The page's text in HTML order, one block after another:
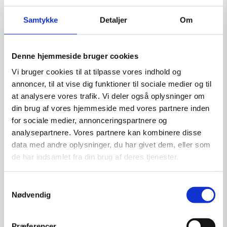
Samtykke Detaljer Om
Denne hjemmeside bruger cookies
Vi bruger cookies til at tilpasse vores indhold og
annoncer, til at vise dig funktioner til sociale medier og til
at analysere vores trafik. Vi deler også oplysninger om
din brug af vores hjemmeside med vores partnere inden
for sociale medier, annonceringspartnere og
analysepartnere. Vores partnere kan kombinere disse
data med andre oplysninger, du har givet dem, eller som
de har indsamlet fra din brug af deres tjenester.
Nødvendig
Fetich 4
Størrelse:
kr. 1.750,00
Tilføj til kurv